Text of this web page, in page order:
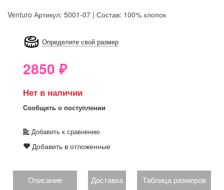
Venturo Артикул: 5001-07 | Состав: 100% хлопок
Определите свой размер
2850 ₽
Нет в наличии
Сообщить о поступлении
Добавить к сравнению
Добавить в отложенные
Описание Доставка Таблица размеров